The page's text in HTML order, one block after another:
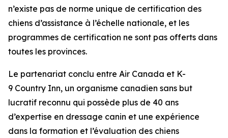
n’existe pas de norme unique de certification des
chiens d’assistance à l’échelle nationale, et les
programmes de certification ne sont pas offerts dans
toutes les provinces.
Le partenariat conclu entre Air Canada et K-
9 Country Inn, un organisme canadien sans but
lucratif reconnu qui possède plus de 40 ans
d’expertise en dressage canin et une expérience
dans la formation et l’évaluation des chiens